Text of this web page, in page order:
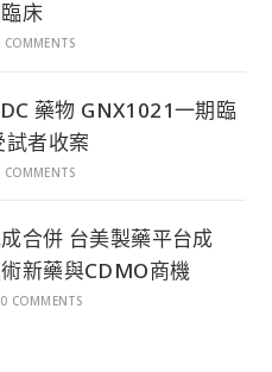
床
COMMENTS
藥物 GNX1021一期臨
試者收案
COMMENTS
合併 台美製藥平台成
新藥與CDMO商機
0 COMMENTS